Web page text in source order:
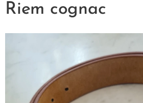
Riem cognac